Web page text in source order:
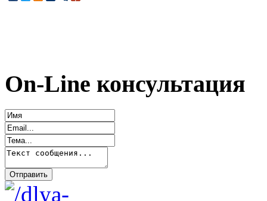
On-Line консультация